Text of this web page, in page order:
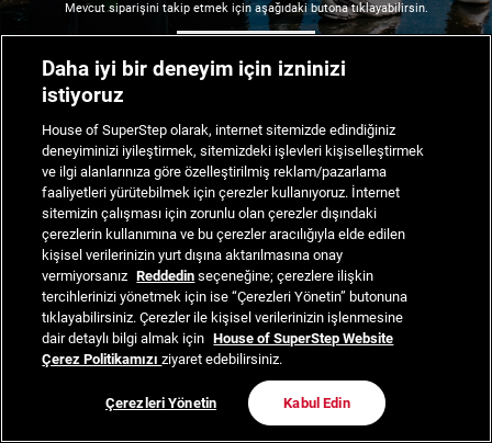
Mevcut siparişini takip etmek için aşağıdaki butona tıklayabilirsin.
Daha iyi bir deneyim için izninizi
istiyoruz
House of SuperStep olarak, internet sitemizde edindiğiniz
deneyiminizi iyileştirmek, sitemizdeki işlevleri kişiselleştirmek
ve ilgi alanlarınıza göre özelleştirilmiş reklam/pazarlama
faaliyetleri yürütebilmek için çerezler kullanıyoruz. İnternet
sitemizin çalışması için zorunlu olan çerezler dışındaki
çerezlerin kullanımına ve bu çerezler aracılığıyla elde edilen
kişisel verilerinizin yurt dışına aktarılmasına onay
vermiyorsanız Reddedin seçeneğine; çerezlere ilişkin
tercihlerinizi yönetmek için ise “Çerezleri Yönetin” butonuna
tıklayabilirsiniz. Çerezler ile kişisel verilerinizin işlenmesine
dair detaylı bilgi almak için House of SuperStep Website
Çerez Politikamızıziyaret edebilirsiniz.
Çerezleri Yönetin Kabul Edin